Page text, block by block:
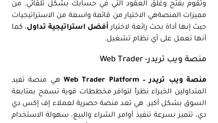
وتقوم بفتح وغلق العقود التي في حسابك بشكل تلقائي. من
مميزات المنصةهي الاختيار من قائمة واسعة من الاستراتيجيات
حيث إنها أداة بحث رائعة لاختيارأفضل استراتيجية تداول، كما
أنها تعمل على أي نظام تشغيل.
منصة ويب تريدر- Web Trader
منصة ويب تريدر – Web Trader Platform
هي منصة تفيد
المتداولين الخبراء نظراً لتوافر مخططات قوية تسمح بمتابعة
السوق بشكل أكبر. هي تعد منصة حصرية لعملاء إف إكس دي
دي، تتميز بسرعة تنفيذ أوامر الشراء والبيع، سهولة الاستخدام